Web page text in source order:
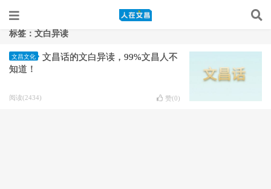
标签：文白异读
文昌文化
文昌话的文白异读，99%文昌人不
知道！
阅读(2434) 赞(0)